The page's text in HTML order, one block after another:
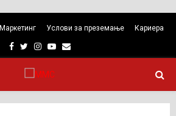
Маркетинг Услови за преземање Кариера
Facebook
TwitterInstagram
Youtube
Email